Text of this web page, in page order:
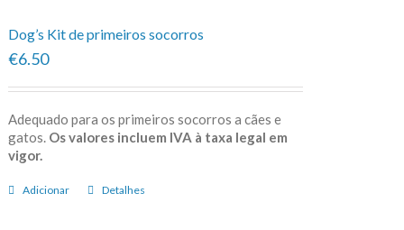
Dog’s Kit de primeiros socorros
€6.50
Adequado para os primeiros socorros a cães e
gatos. Os valores incluem IVA à taxa legal em
vigor.
Adicionar Detalhes